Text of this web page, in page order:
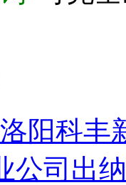
阳科
公司出纳